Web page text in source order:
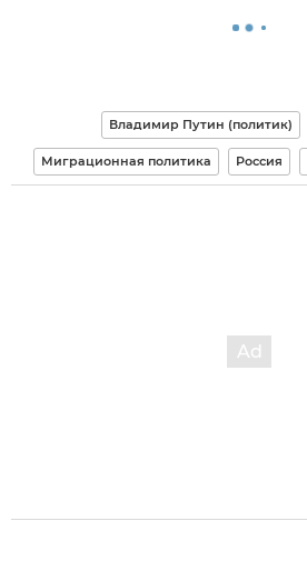
Владимир Путин (политик)
Миграционная политика Россия